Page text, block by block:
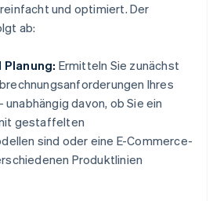
und optimiert. Der
ab:
Planung: Ermitteln Sie zunächst
Ihres
davon, ob Sie ein
gestaffelten
sind oder eine E-Commerce-
Produktlinien